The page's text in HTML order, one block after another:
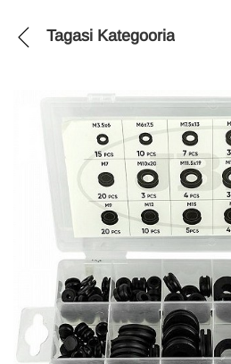
Tagasi Kategooria